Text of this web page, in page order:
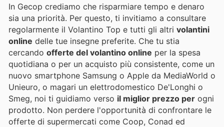
In Gecop crediamo che risparmiare tempo e denaro
sia una priorità. Per questo, ti invitiamo a consultare
regolarmente il Volantino Top e tutti gli altri volantini
online delle tue insegne preferite. Che tu stia
cercando offerte del volantino online per la spesa
quotidiana o per un acquisto più consistente, come un
nuovo smartphone Samsung o Apple da MediaWorld o
Unieuro, o magari un elettrodomestico De'Longhi o
Smeg, noi ti guidiamo verso il miglior prezzo per ogni
prodotto. Non perdere l'opportunità di confrontare le
offerte di supermercati come Coop, Conad ed